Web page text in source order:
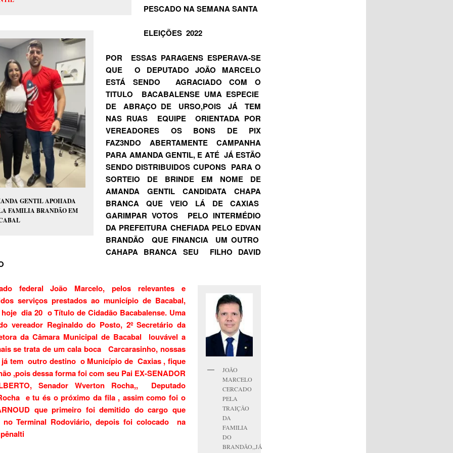
GENTIL APOIIADA
FAMILIA BRANDÃO EM
PESCADO NA SEMANA SANTA
ELEIÇÕES 2022
POR ESSAS PARAGENS ESPERAVA-SE
QUE O DEPUTADO JOÃO MARCELO
ESTÁ SENDO AGRACIADO COM O
TITULO BACABALENSE UMA ESPECIE
DE ABRAÇO DE URSO,POIS JÁ TEM
NAS RUAS EQUIPE ORIENTADA POR
VEREADORES OS BONS DE PIX
FAZ3NDO ABERTAMENTE CAMPANHA
PARA AMANDA GENTIL, E ATÉ JÁ ESTÃO
SENDO DISTRIBUIDOS CUPONS PARA O
SORTEIO DE BRINDE EM NOME DE
AMANDA GENTIL CANDIDATA CHAPA
BRANCA QUE VEIO LÁ DE CAXIAS
GARIMPAR VOTOS PELO INTERMÉDIO
DA PREFEITURA CHEFIADA PELO EDVAN
BRANDÃO QUE FINANCIA UM OUTRO
CAHAPA BRANCA SEU FILHO DAVID
JOÃO
MARCELO
CERCADO
PELA
TRAIÇÃO
DA
FAMILIA
DO
BRANDÃO,,JÁ
federal João Marcelo, pelos relevantes e
serviços prestados ao município de Bacabal,
dia 20 o Título de Cidadão Bacabalense. Uma
vereador Reginaldo do Posto, 2º Secretário da
da Câmara Municipal de Bacabal louvável a
se trata de um cala boca Carcarasinho, nossas
já tem outro destino o Município de Caxias , fique
,pois dessa forma foi com seu Pai EX-SENADOR
Senador Wverton Rocha,, Deputado
e tu és o próximo da fila , assim como foi o
que primeiro foi demitido do cargo que
Terminal Rodoviário, depois foi colocado na